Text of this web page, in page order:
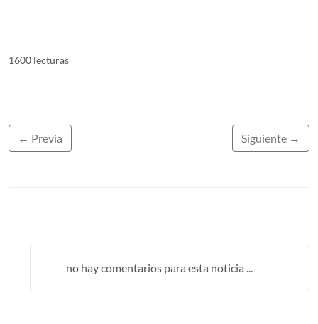
1600 lecturas
← Previa Siguiente →
no hay comentarios para esta noticia ...